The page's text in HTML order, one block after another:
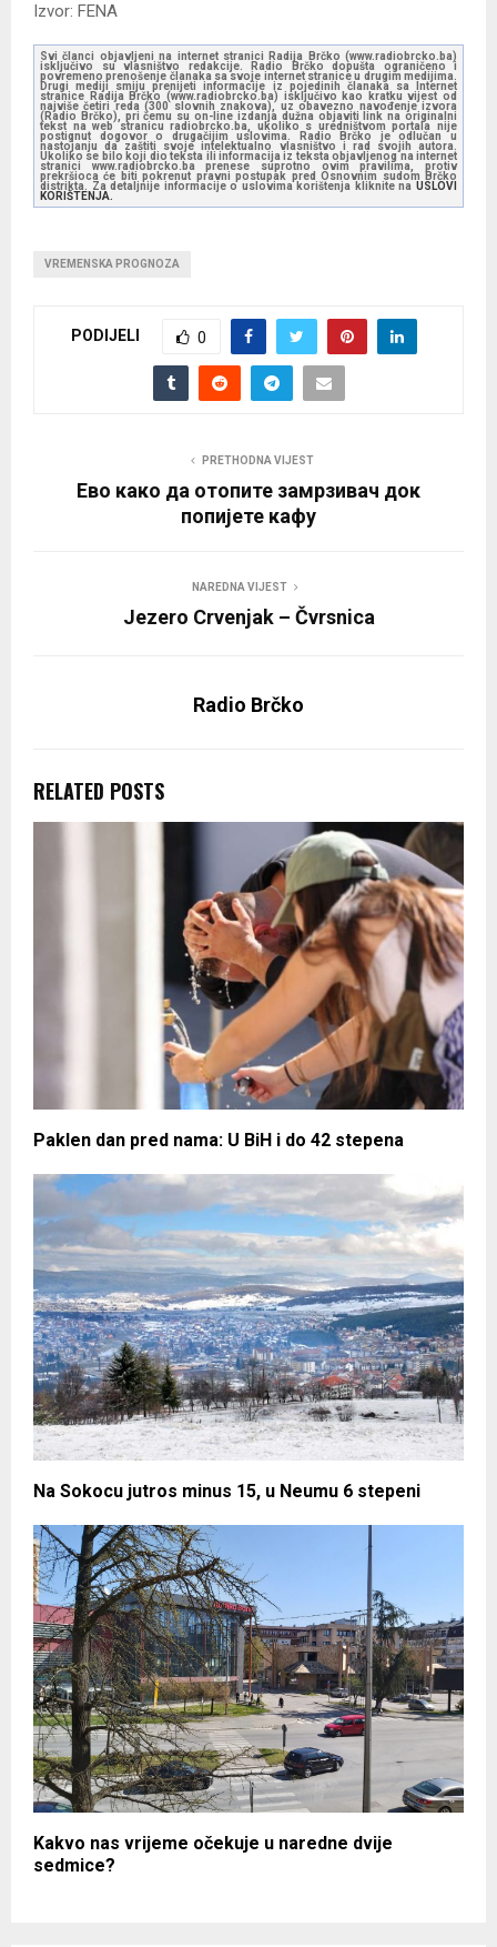
Izvor: FENA
Svi članci objavljeni na internet stranici Radija Brčko (www.radiobrcko.ba)
isključivo su vlasništvo redakcije. Radio Brčko dopušta ograničeno i
povremeno prenošenje članaka sa svoje internet stranice u drugim medijima.
Drugi mediji smiju prenijeti informacije iz pojedinih članaka sa Internet
stranice Radija Brčko (www.radiobrcko.ba) isključivo kao kratku vijest od
najviše četiri reda (300 slovnih znakova), uz obavezno navođenje izvora
(Radio Brčko), pri čemu su on-line izdanja dužna objaviti link na originalni
tekst na web stranicu radiobrcko.ba, ukoliko s uredništvom portala nije
postignut dogovor o drugačijim uslovima. Radio Brčko je odlučan u
nastojanju da zaštiti svoje intelektualno vlasništvo i rad svojih autora.
Ukoliko se bilo koji dio teksta ili informacija iz teksta objavljenog na internet
stranici www.radiobrcko.ba prenese suprotno ovim pravilima, protiv
prekršioca će biti pokrenut pravni postupak pred Osnovnim sudom Brčko
distrikta. Za detaljnije informacije o uslovima korištenja kliknite na USLOVI
KORIŠTENJA.
VREMENSKA PROGNOZA
PODIJELI 0
PRETHODNA VIJEST
Ево како да отопите замрзивач док
попијете кафу
NAREDNA VIJEST
Jezero Crvenjak – Čvrsnica
Radio Brčko
RELATED POSTS
Paklen dan pred nama: U BiH i do 42 stepena
Na Sokocu jutros minus 15, u Neumu 6 stepeni
Kakvo nas vrijeme očekuje u naredne dvije
sedmice?